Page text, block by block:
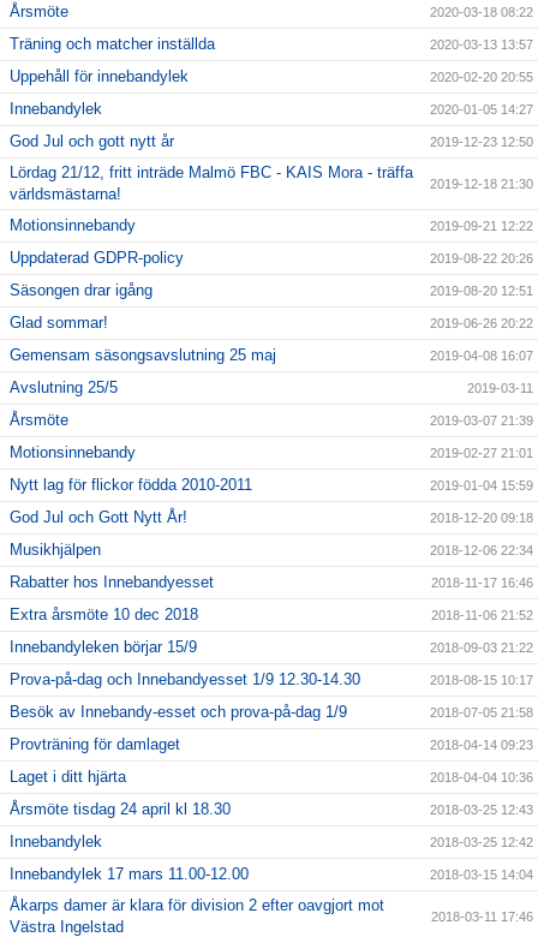
Årsmöte 2020-03-18 08:22
Träning och matcher inställda 2020-03-13 13:57
Uppehåll för innebandylek 2020-02-20 20:55
Innebandylek 2020-01-05 14:27
God Jul och gott nytt år 2019-12-23 12:50
Lördag 21/12, fritt inträde Malmö FBC - KAIS Mora - träffa
världsmästarna!
2019-12-18 21:30
Motionsinnebandy 2019-09-21 12:22
Uppdaterad GDPR-policy 2019-08-22 20:26
Säsongen drar igång 2019-08-20 12:51
Glad sommar! 2019-06-26 20:22
Gemensam säsongsavslutning 25 maj 2019-04-08 16:07
Avslutning 25/5 2019-03-11
Årsmöte 2019-03-07 21:39
Motionsinnebandy 2019-02-27 21:01
Nytt lag för flickor födda 2010-2011 2019-01-04 15:59
God Jul och Gott Nytt År! 2018-12-20 09:18
Musikhjälpen 2018-12-06 22:34
Rabatter hos Innebandyesset 2018-11-17 16:46
Extra årsmöte 10 dec 2018 2018-11-06 21:52
Innebandyleken börjar 15/9 2018-09-03 21:22
Prova-på-dag och Innebandyesset 1/9 12.30-14.30 2018-08-15 10:17
Besök av Innebandy-esset och prova-på-dag 1/9 2018-07-05 21:58
Provträning för damlaget 2018-04-14 09:23
Laget i ditt hjärta 2018-04-04 10:36
Årsmöte tisdag 24 april kl 18.30 2018-03-25 12:43
Innebandylek 2018-03-25 12:42
Innebandylek 17 mars 11.00-12.00 2018-03-15 14:04
Åkarps damer är klara för division 2 efter oavgjort mot
Västra Ingelstad
2018-03-11 17:46